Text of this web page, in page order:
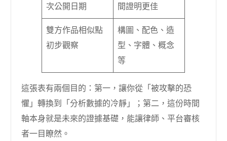
次公開日期
間證明更佳
雙方作品相似點
初步觀察
構圖、配色、造
型、字體、概念
等
這張表有兩個目的：第一，讓你從「被攻擊的恐
懼」轉換到「分析數據的冷靜」；第二，這份時間
軸本身就是未來的證據基礎，能讓律師、平台審核
者一目瞭然。